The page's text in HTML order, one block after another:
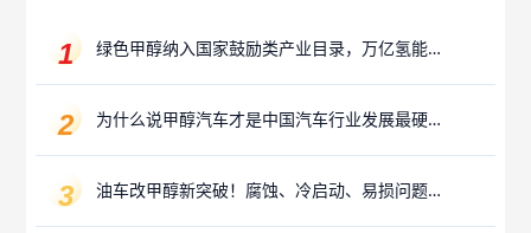
绿色甲醇纳入国家鼓励类产业目录，万亿氢能产
为什么说甲醇汽车才是中国汽车行业发展最硬的
油车改甲醇新突破！腐蚀、冷启动、易损问题已